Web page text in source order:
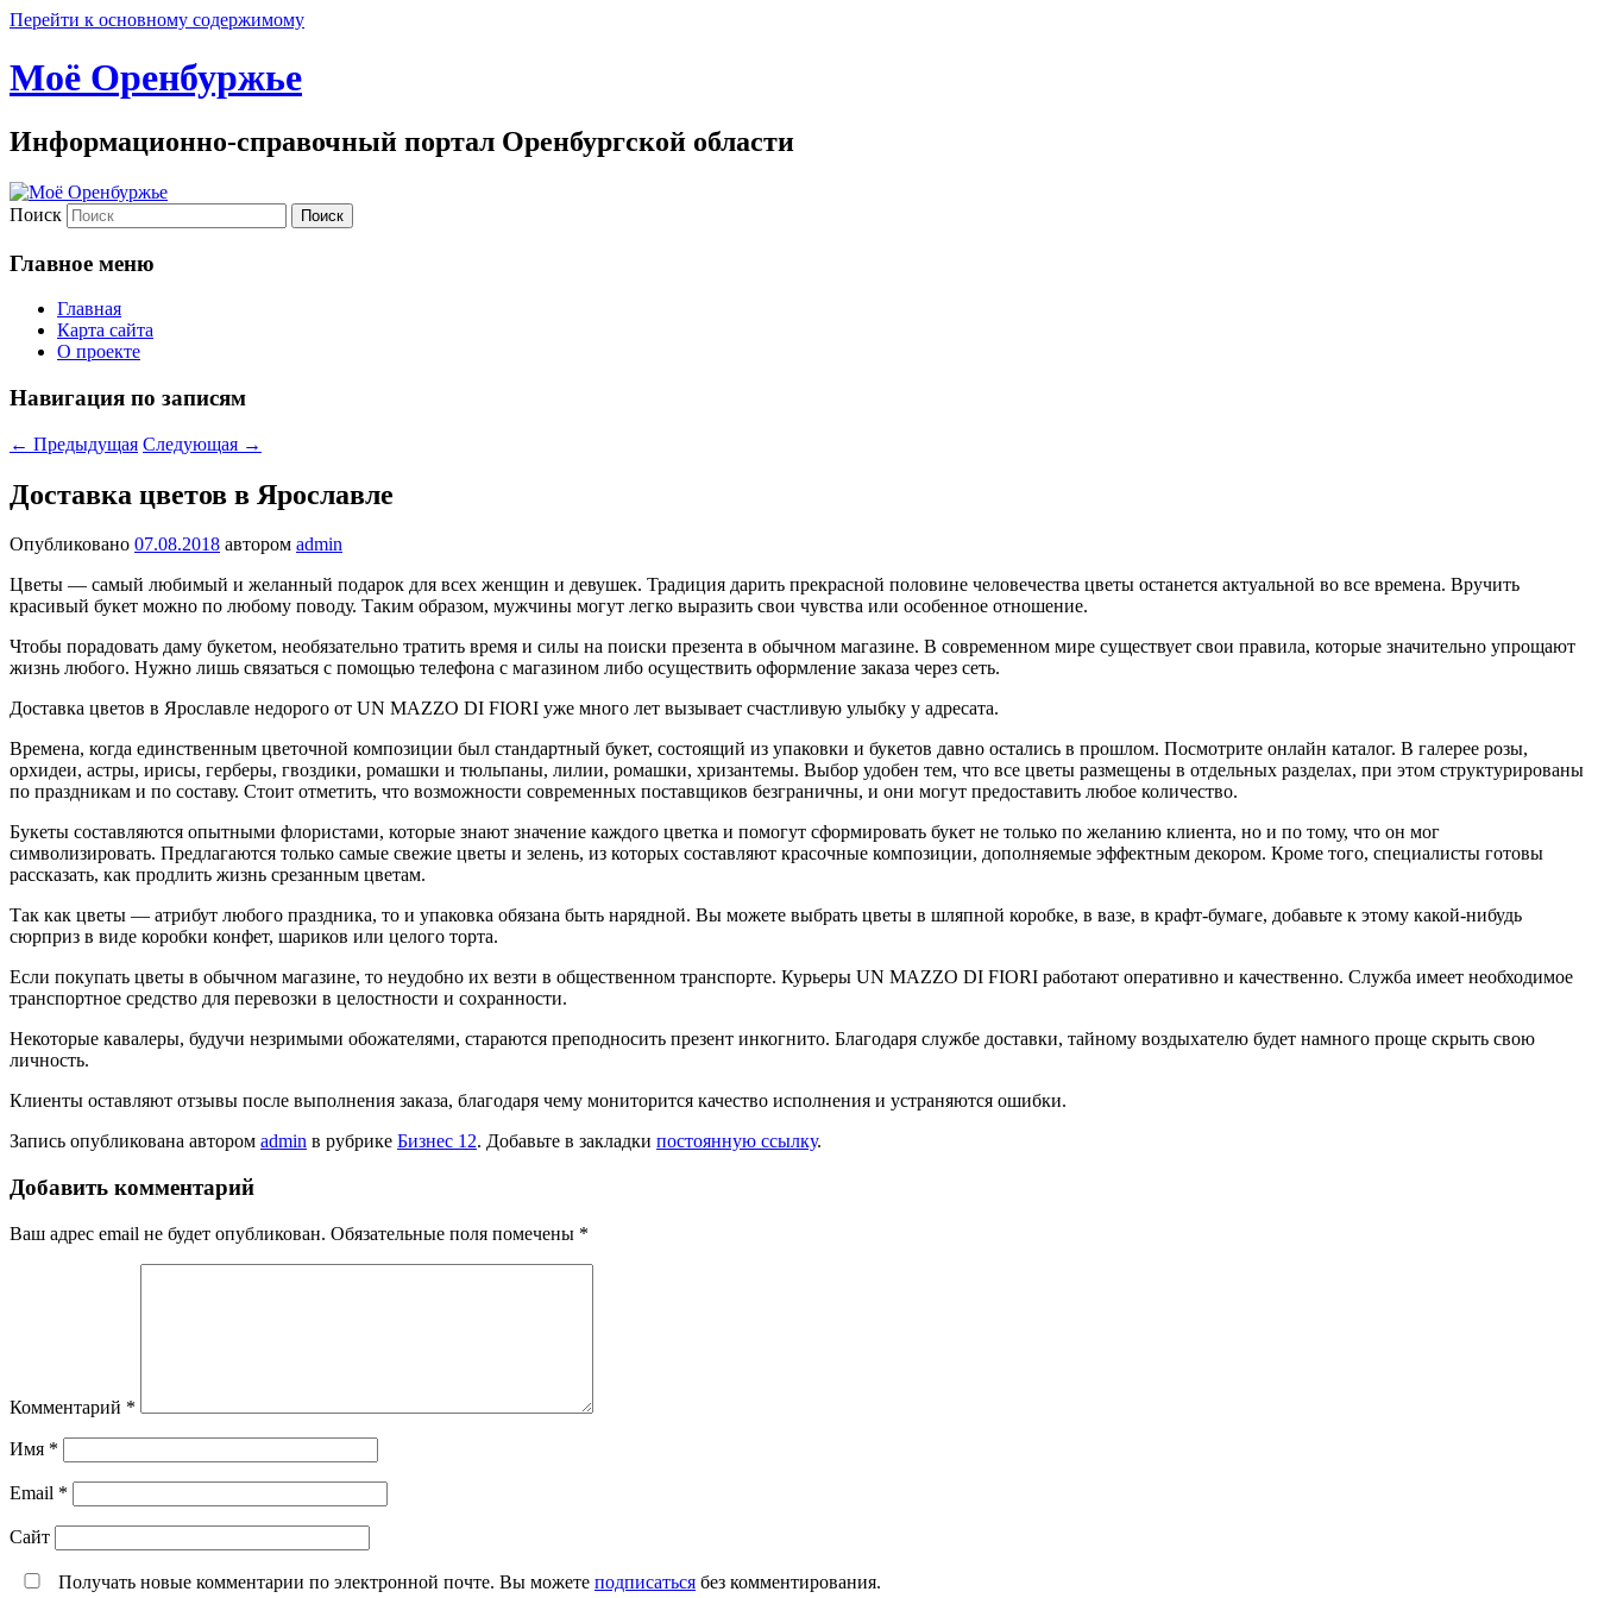
Перейти к основному содержимому
Моё Оренбуржье
Информационно-справочный портал Оренбургской области
Поиск
Главное меню
Главная
Карта сайта
О проекте
Навигация по записям
← Предыдущая Следующая →
Доставка цветов в Ярославле
Опубликовано 07.08.2018 автором admin
Цветы — самый любимый и желанный подарок для всех женщин и девушек. Традиция дарить прекрасной половине человечества цветы останется актуальной во все времена. Вручить
красивый букет можно по любому поводу. Таким образом, мужчины могут легко выразить свои чувства или особенное отношение.
Чтобы порадовать даму букетом, необязательно тратить время и силы на поиски презента в обычном магазине. В современном мире существует свои правила, которые значительно упрощают
жизнь любого. Нужно лишь связаться с помощью телефона с магазином либо осуществить оформление заказа через сеть.
Доставка цветов в Ярославле недорого от UN MAZZO DI FIORI уже много лет вызывает счастливую улыбку у адресата.
Времена, когда единственным цветочной композиции был стандартный букет, состоящий из упаковки и букетов давно остались в прошлом. Посмотрите онлайн каталог. В галерее розы,
орхидеи, астры, ирисы, герберы, гвоздики, ромашки и тюльпаны, лилии, ромашки, хризантемы. Выбор удобен тем, что все цветы размещены в отдельных разделах, при этом структурированы
по праздникам и по составу. Стоит отметить, что возможности современных поставщиков безграничны, и они могут предоставить любое количество.
Букеты составляются опытными флористами, которые знают значение каждого цветка и помогут сформировать букет не только по желанию клиента, но и по тому, что он мог
символизировать. Предлагаются только самые свежие цветы и зелень, из которых составляют красочные композиции, дополняемые эффектным декором. Кроме того, специалисты готовы
рассказать, как продлить жизнь срезанным цветам.
Так как цветы — атрибут любого праздника, то и упаковка обязана быть нарядной. Вы можете выбрать цветы в шляпной коробке, в вазе, в крафт-бумаге, добавьте к этому какой-нибудь
сюрприз в виде коробки конфет, шариков или целого торта.
Если покупать цветы в обычном магазине, то неудобно их везти в общественном транспорте. Курьеры UN MAZZO DI FIORI работают оперативно и качественно. Служба имеет необходимое
транспортное средство для перевозки в целостности и сохранности.
Некоторые кавалеры, будучи незримыми обожателями, стараются преподносить презент инкогнито. Благодаря службе доставки, тайному воздыхателю будет намного проще скрыть свою
личность.
Клиенты оставляют отзывы после выполнения заказа, благодаря чему мониторится качество исполнения и устраняются ошибки.
Запись опубликована автором admin в рубрике Бизнес 12. Добавьте в закладки постоянную ссылку.
Добавить комментарий
Ваш адрес email не будет опубликован. Обязательные поля помечены *
Комментарий *
Имя *
Email *
Сайт
Получать новые комментарии по электронной почте. Вы можете подписаться без комментирования.